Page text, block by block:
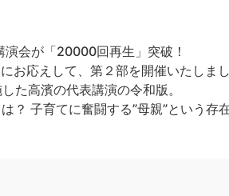
会が「20000回再生」突破！
お応えして、第２部を開催いたしまし
た高濱の代表講演の令和版。
子育てに奮闘する”母親”という存